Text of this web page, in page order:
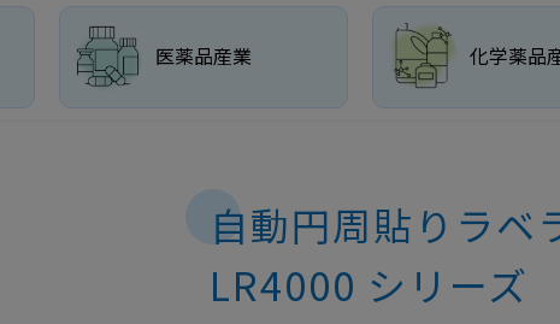
医薬品産業 化学薬品
自動円周貼りラベ
LR4000 シリーズ